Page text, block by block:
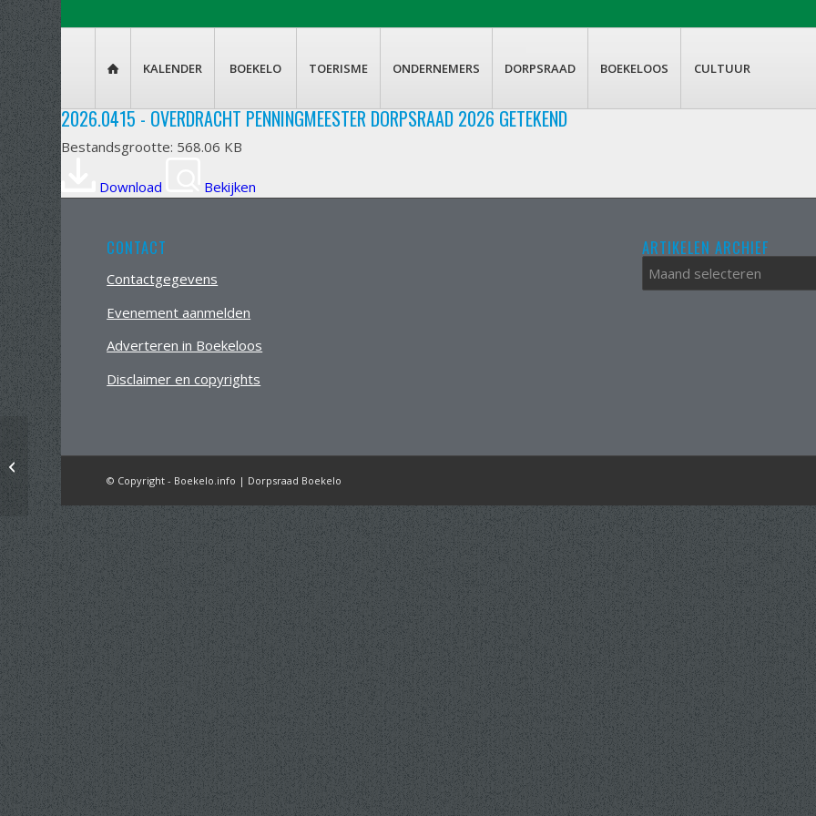
 KALENDER BOEKELO TOERISME ONDERNEMERS DORPSRAAD BOEKELOOS CULTUUR
2026.0415 - OVERDRACHT PENNINGMEESTER DORPSRAAD 2026 GETEKEND
Bestandsgrootte: 568.06 KB
Download Bekijken
CONTACT
Contactgegevens
Evenement aanmelden
Adverteren in Boekeloos
Disclaimer en copyrights
ARTIKELEN ARCHIEF
© Copyright - Boekelo.info | Dorpsraad Boekelo
2026.0325 –
Goorsche_Veld_Nieuwsbrief_mrt2026_dig